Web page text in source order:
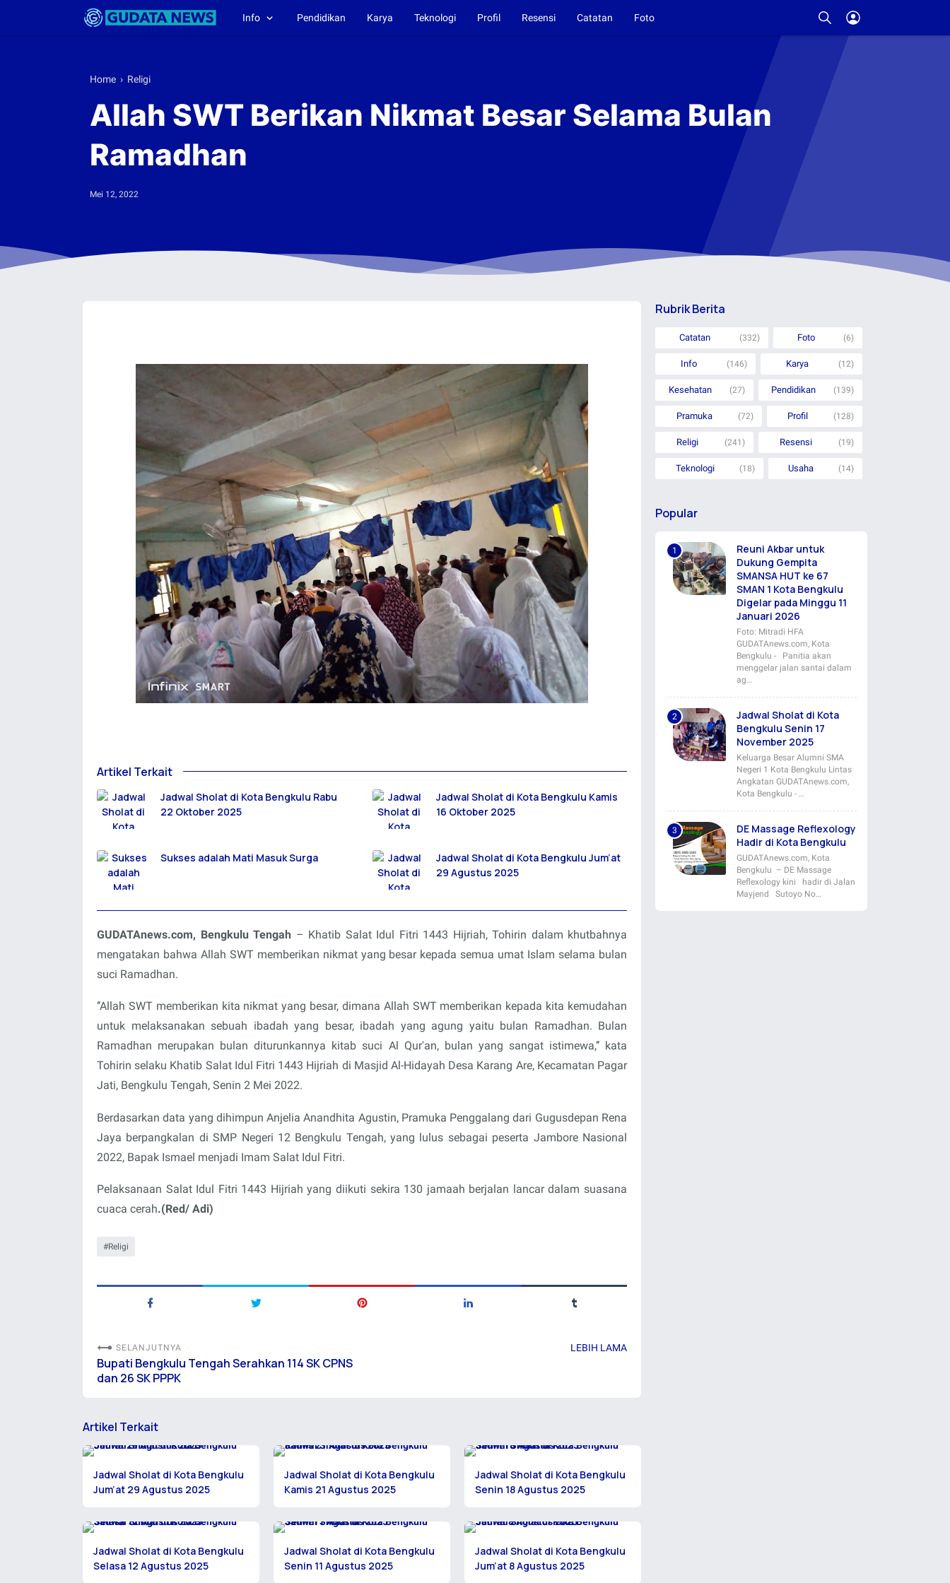
Info Pendidikan Karya Teknologi Profil Resensi Catatan Foto
Home › Religi
Allah SWT Berikan Nikmat Besar Selama Bulan
Ramadhan
Mei 12, 2022
Artikel Terkait
Jadwal Sholat di Kota Bengkulu Rabu
22 Oktober 2025
Jadwal Sholat di Kota Bengkulu Kamis
16 Oktober 2025
Sukses adalah Mati Masuk Surga
Jadwal Sholat di Kota Bengkulu Jum’at
29 Agustus 2025
GUDATAnews.com, Bengkulu Tengah – Khatib Salat Idul Fitri 1443 Hijriah, Tohirin dalam khutbahnya
mengatakan bahwa Allah SWT memberikan nikmat yang besar kepada semua umat Islam selama bulan
suci Ramadhan.
‘’Allah SWT memberikan kita nikmat yang besar, dimana Allah SWT memberikan kepada kita kemudahan
untuk melaksanakan sebuah ibadah yang besar, ibadah yang agung yaitu bulan Ramadhan. Bulan
Ramadhan merupakan bulan diturunkannya kitab suci Al Qur'an, bulan yang sangat istimewa,’’ kata
Tohirin selaku Khatib Salat Idul Fitri 1443 Hijriah di Masjid Al-Hidayah Desa Karang Are, Kecamatan Pagar
Jati, Bengkulu Tengah, Senin 2 Mei 2022.
Berdasarkan data yang dihimpun Anjelia Anandhita Agustin, Pramuka Penggalang dari Gugusdepan Rena
Jaya berpangkalan di SMP Negeri 12 Bengkulu Tengah, yang lulus sebagai peserta Jambore Nasional
2022, Bapak Ismael menjadi Imam Salat Idul Fitri.
Pelaksanaan Salat Idul Fitri 1443 Hijriah yang diikuti sekira 130 jamaah berjalan lancar dalam suasana
cuaca cerah.(Red/ Adi)
Religi
SELANJUTNYA
Bupati Bengkulu Tengah Serahkan 114 SK CPNS
dan 26 SK PPPK
LEBIH LAMA
Artikel Terkait
Jadwal Sholat di Kota Bengkulu
Jum’at 29 Agustus 2025
Jadwal Sholat di Kota Bengkulu
Kamis 21 Agustus 2025
Jadwal Sholat di Kota Bengkulu
Senin 18 Agustus 2025
Jadwal Sholat di Kota Bengkulu
Selasa 12 Agustus 2025
Jadwal Sholat di Kota Bengkulu
Senin 11 Agustus 2025
Jadwal Sholat di Kota Bengkulu
Jum’at 8 Agustus 2025
Rubrik Berita
Catatan (332) Foto (6)
Info (146) Karya (12)
Kesehatan (27) Pendidikan (139)
Pramuka (72) Profil (128)
Religi (241) Resensi (19)
Teknologi (18) Usaha (14)
Popular
Reuni Akbar untuk
Dukung Gempita
SMANSA HUT ke 67
SMAN 1 Kota Bengkulu
Digelar pada Minggu 11
Januari 2026
Foto: Mitradi HFA
GUDATAnews.com, Kota
Bengkulu - Panitia akan
menggelar jalan santai dalam
ag…
Jadwal Sholat di Kota
Bengkulu Senin 17
November 2025
Keluarga Besar Alumni SMA
Negeri 1 Kota Bengkulu Lintas
Angkatan GUDATAnews.com,
Kota Bengkulu - …
DE Massage Reflexology
Hadir di Kota Bengkulu
GUDATAnews.com, Kota
Bengkulu – DE Massage
Reflexology kini hadir di Jalan
Mayjend Sutoyo No…